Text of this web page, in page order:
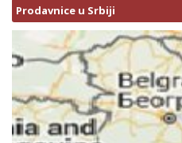
Prodavnice u Srbiji